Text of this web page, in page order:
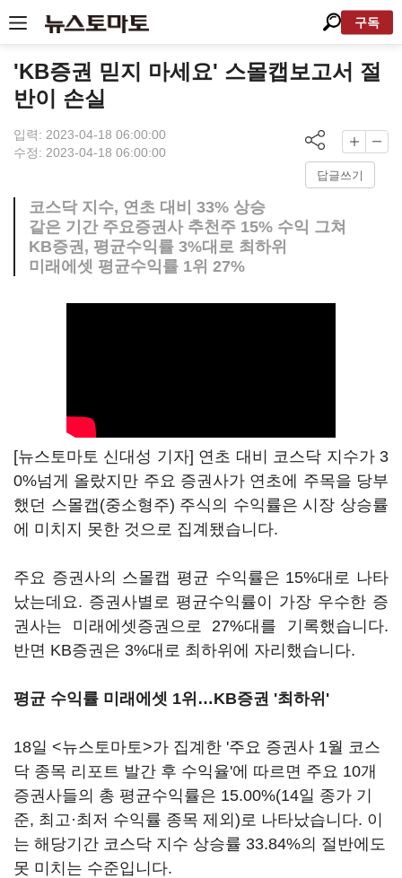
구독
'KB증권 믿지 마세요' 스몰캡보고서 절
반이 손실
입력: 2023-04-18 06:00:00
수정: 2023-04-18 06:00:00
답글쓰기
코스닥 지수, 연초 대비 33% 상승
같은 기간 주요증권사 추천주 15% 수익 그쳐
KB증권, 평균수익률 3%대로 최하위
미래에셋 평균수익률 1위 27%
[뉴스토마토 신대성 기자] 연초 대비 코스닥 지수가 3
0%넘게 올랐지만 주요 증권사가 연초에 주목을 당부
했던 스몰캡(중소형주) 주식의 수익률은 시장 상승률
에 미치지 못한 것으로 집계됐습니다.
주요 증권사의 스몰캡 평균 수익률은 15%대로 나타
났는데요. 증권사별로 평균수익률이 가장 우수한 증
권사는 미래에셋증권으로 27%대를 기록했습니다.
반면 KB증권은 3%대로 최하위에 자리했습니다.
평균 수익률 미래에셋 1위…KB증권 '최하위'
18일 <뉴스토마토>가 집계한 '주요 증권사 1월 코스
닥 종목 리포트 발간 후 수익율'에 따르면 주요 10개
증권사들의 총 평균수익률은 15.00%(14일 종가 기
준, 최고·최저 수익률 종목 제외)로 나타났습니다. 이
는 해당기간 코스닥 지수 상승률 33.84%의 절반에도
못 미치는 수준입니다.